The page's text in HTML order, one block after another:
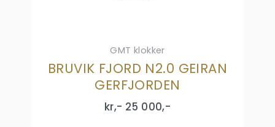
GMT klokker
BRUVIK FJORD N2.0 GEIRAN
GERFJORDEN
kr,- 25 000,-